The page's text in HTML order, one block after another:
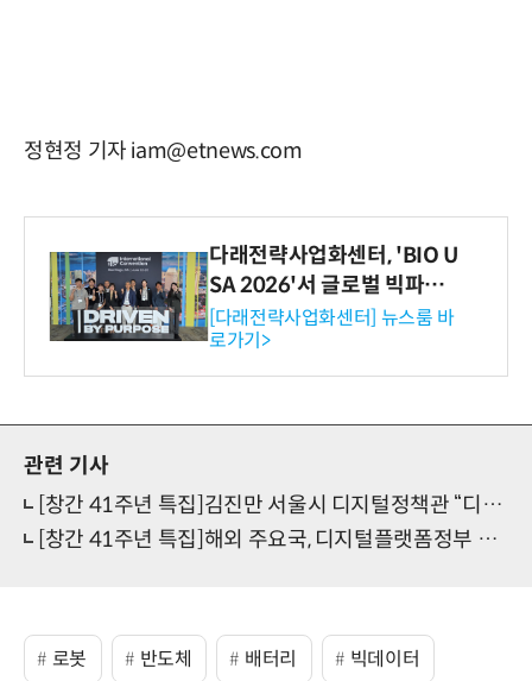
정현정 기자 iam@etnews.com
다래전략사업화센터, 'BIO U
SA 2026'서 글로벌 빅파마
와의 비즈니스 미팅 지원…K
-바이오 해외 진출 교두보 확
보
[다래전략사업화센터] 뉴스룸 바
로가기>
관련 기사
[창간 41주년 특집]김진만 서울시 디지털정책관 “디지털포용, 디지털전환 핵심 과제”
[창간 41주년 특집]해외 주요국, 디지털플랫폼정부 추진 '속도'
로봇 반도체 배터리 빅데이터